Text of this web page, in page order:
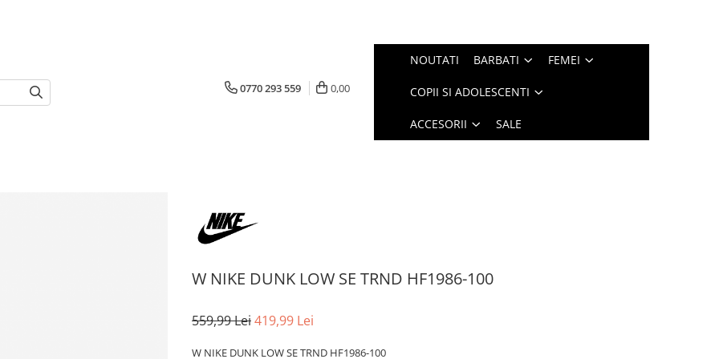
0770 293 559 0,00
NOUTATI BARBATI FEMEI
COPII SI ADOLESCENTI
ACCESORII SALE
W NIKE DUNK LOW SE TRND HF1986-100
559,99 Lei419,99 Lei
W NIKE DUNK LOW SE TRND HF1986-100